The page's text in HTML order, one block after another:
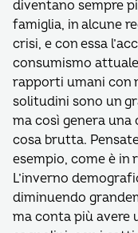
diventano sempre
famiglia, in alcune
crisi, e con essa
consumismo
rapporti umani con
solitudini sono un
ma così genera una
cosa brutta.
esempio, come è
L’inverno
diminuendo
ma conta più